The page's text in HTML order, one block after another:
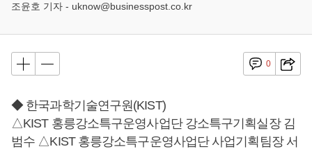
조윤호 기자 - uknow@businesspost.co.kr
0
◆ 한국과학기술연구원(KIST)
△KIST 홍릉강소특구운영사업단 강소특구기획실장 김
범수 △KIST 홍릉강소특구운영사업단 사업기획팀장 서